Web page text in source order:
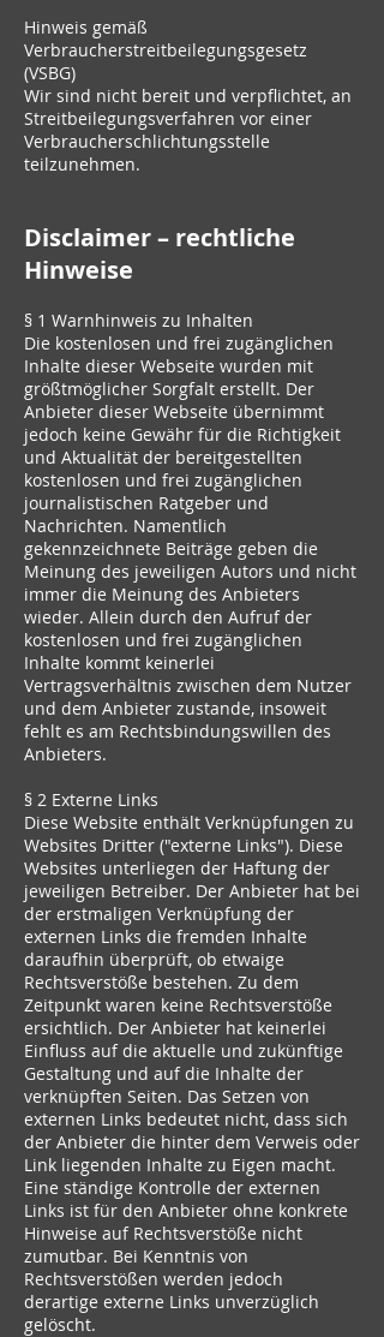
Hinweis gemäß
Verbraucherstreitbeilegungsgesetz
(VSBG)
Wir sind nicht bereit und verpflichtet, an
Streitbeilegungsverfahren vor einer
Verbraucherschlichtungsstelle
teilzunehmen.
Disclaimer – rechtliche
Hinweise
§ 1 Warnhinweis zu Inhalten
Die kostenlosen und frei zugänglichen
Inhalte dieser Webseite wurden mit
größtmöglicher Sorgfalt erstellt. Der
Anbieter dieser Webseite übernimmt
jedoch keine Gewähr für die Richtigkeit
und Aktualität der bereitgestellten
kostenlosen und frei zugänglichen
journalistischen Ratgeber und
Nachrichten. Namentlich
gekennzeichnete Beiträge geben die
Meinung des jeweiligen Autors und nicht
immer die Meinung des Anbieters
wieder. Allein durch den Aufruf der
kostenlosen und frei zugänglichen
Inhalte kommt keinerlei
Vertragsverhältnis zwischen dem Nutzer
und dem Anbieter zustande, insoweit
fehlt es am Rechtsbindungswillen des
Anbieters.
§ 2 Externe Links
Diese Website enthält Verknüpfungen zu
Websites Dritter ("externe Links"). Diese
Websites unterliegen der Haftung der
jeweiligen Betreiber. Der Anbieter hat bei
der erstmaligen Verknüpfung der
externen Links die fremden Inhalte
daraufhin überprüft, ob etwaige
Rechtsverstöße bestehen. Zu dem
Zeitpunkt waren keine Rechtsverstöße
ersichtlich. Der Anbieter hat keinerlei
Einfluss auf die aktuelle und zukünftige
Gestaltung und auf die Inhalte der
verknüpften Seiten. Das Setzen von
externen Links bedeutet nicht, dass sich
der Anbieter die hinter dem Verweis oder
Link liegenden Inhalte zu Eigen macht.
Eine ständige Kontrolle der externen
Links ist für den Anbieter ohne konkrete
Hinweise auf Rechtsverstöße nicht
zumutbar. Bei Kenntnis von
Rechtsverstößen werden jedoch
derartige externe Links unverzüglich
gelöscht.